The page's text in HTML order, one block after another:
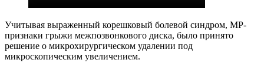
Учитывая выраженный корешковый болевой синдром, МР-
признаки грыжи межпозвонкового диска, было принято
решение о микрохирургическом удалении под
микроскопическим увеличением.